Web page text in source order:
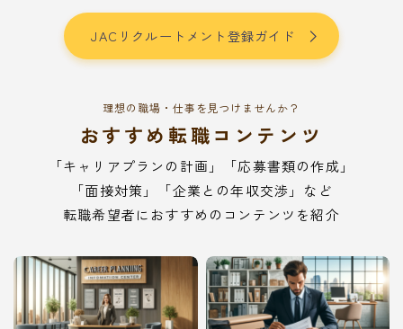
JACリクルートメント登録ガイド
理想の職場・仕事を見つけませんか？
おすすめ転職コンテンツ
「キャリアプランの計画」「応募書類の作成」
「面接対策」「企業との年収交渉」など
転職希望者におすすめのコンテンツを紹介